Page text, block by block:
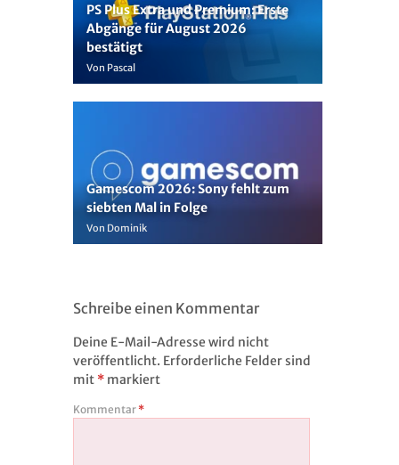
PS Plus Extra und Premium: Erste
Abgänge für August 2026
bestätigt
Von Pascal
Gamescom 2026: Sony fehlt zum
siebten Mal in Folge
Von Dominik
Schreibe einen Kommentar
Deine E-Mail-Adresse wird nicht
veröffentlicht. Erforderliche Felder sind
mit * markiert
Kommentar *